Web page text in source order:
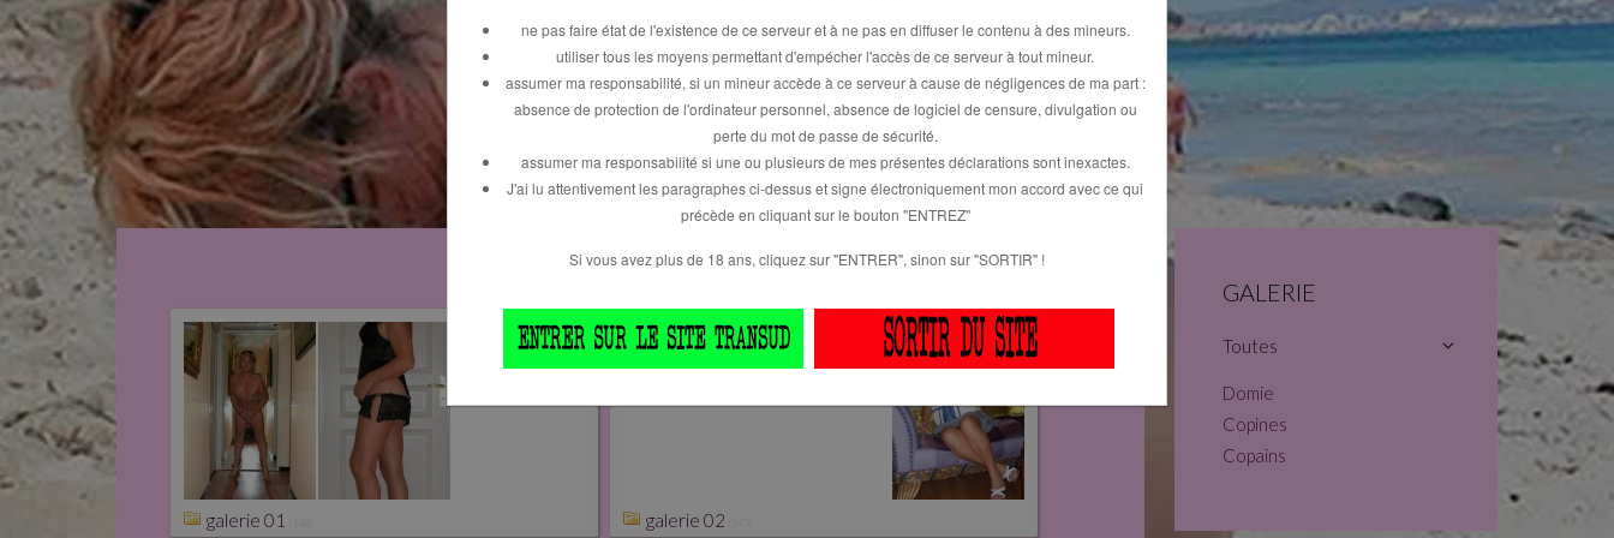
galerie 01 galerie 02
GALERIE
Toutes
Domie
Copines
Copains
ne pas faire état de l'existence de ce serveur et à ne pas en diffuser le contenu à des mineurs.
utiliser tous les moyens permettant d'empécher l'accès de ce serveur à tout mineur.
assumer ma responsabilité, si un mineur accède à ce serveur à cause de négligences de ma part :
absence de protection de l'ordinateur personnel, absence de logiciel de censure, divulgation ou
perte du mot de passe de sécurité.
assumer ma responsabilité si une ou plusieurs de mes présentes déclarations sont inexactes.
J'ai lu attentivement les paragraphes ci-dessus et signe électroniquement mon accord avec ce qui
précède en cliquant sur le bouton "ENTREZ"
Si vous avez plus de 18 ans, cliquez sur "ENTRER", sinon sur "SORTIR" !